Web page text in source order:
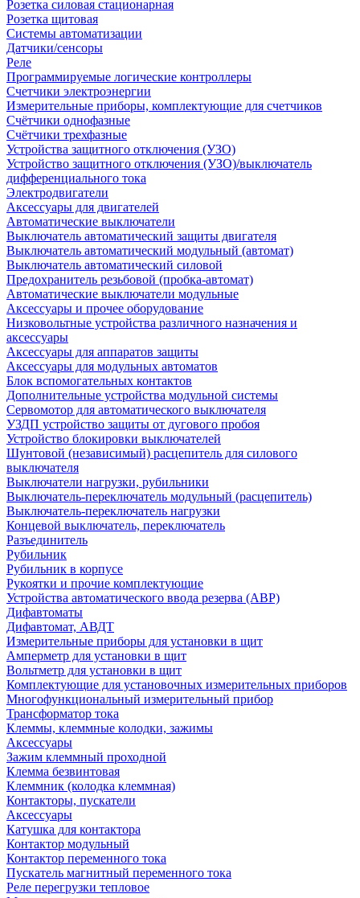
Розетка силовая стационарная
Розетка щитовая
Системы автоматизации
Датчики/сенсоры
Реле
Программируемые логические контроллеры
Счетчики электроэнергии
Измерительные приборы, комплектующие для счетчиков
Счётчики однофазные
Счётчики трехфазные
Устройства защитного отключения (УЗО)
Устройство защитного отключения (УЗО)/выключатель
дифференциального тока
Электродвигатели
Аксессуары для двигателей
Автоматические выключатели
Выключатель автоматический защиты двигателя
Выключатель автоматический модульный (автомат)
Выключатель автоматический силовой
Предохранитель резьбовой (пробка-автомат)
Автоматические выключатели модульные
Аксессуары и прочее оборудование
Низковольтные устройства различного назначения и
аксессуары
Аксессуары для аппаратов защиты
Аксессуары для модульных автоматов
Блок вспомогательных контактов
Дополнительные устройства модульной системы
Сервомотор для автоматического выключателя
УЗДП устройство защиты от дугового пробоя
Устройство блокировки выключателей
Шунтовой (независимый) расцепитель для силового
выключателя
Выключатели нагрузки, рубильники
Выключатель-переключатель модульный (расцепитель)
Выключатель-переключатель нагрузки
Концевой выключатель, переключатель
Разъединитель
Рубильник
Рубильник в корпусе
Рукоятки и прочие комплектующие
Устройства автоматического ввода резерва (АВР)
Дифавтоматы
Дифавтомат, АВДТ
Измерительные приборы для установки в щит
Амперметр для установки в щит
Вольтметр для установки в щит
Комплектующие для установочных измерительных приборов
Многофункциональный измерительный прибор
Трансформатор тока
Клеммы, клеммные колодки, зажимы
Аксессуары
Зажим клеммный проходной
Клемма безвинтовая
Клеммник (колодка клеммная)
Контакторы, пускатели
Аксессуары
Катушка для контактора
Контактор модульный
Контактор переменного тока
Пускатель магнитный переменного тока
Реле перегрузки тепловое